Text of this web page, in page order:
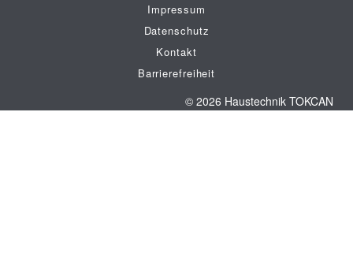
Impressum
Datenschutz
Kontakt
Barrierefreiheit
© 2026 Haustechnik TOKCAN